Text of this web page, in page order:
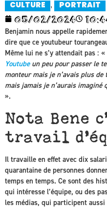
CULTURE , PORTRAIT
05/02/2024
Benjamin nous appelle
dire que ce youtubeur
Même lui ne s’y attendait pas : «
Youtube un peu pour passer le
monteur mais je n’avais plus
mais jamais je n’aurais imaginé
».
Nota Bene
travail
Il travaille en effet avec dix
quarantaine de personnes
temps en temps. Ce sont des
qui intéresse l’équipe, ou des
les médias, qui participent aussi